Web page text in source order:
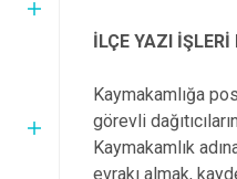
İLÇE YAZI İŞLERİ
Kaymakamlığa
görevli
Kaymakamlık
evrakı almak,